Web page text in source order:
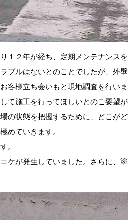
１２年が経ち、定期メンテナンス
ブルはないとのことでしたが、外
客様立ち会いもと現地調査を行い
て施工を行ってほしいとのご要望が
の状態を把握するために、どこが
めていきます。
。
ケが発生していました。さらに、